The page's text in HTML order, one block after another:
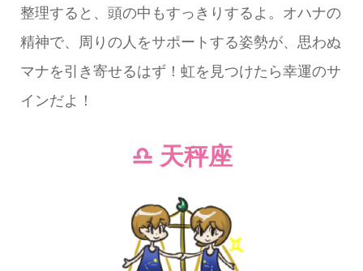
整理すると、頭の中もすっきりするよ。オハナの
精神で、周りの人をサポートする姿勢が、思わぬ
マナを引き寄せるはず！虹を見つけたら幸運のサ
インだよ！
♎ 天秤座